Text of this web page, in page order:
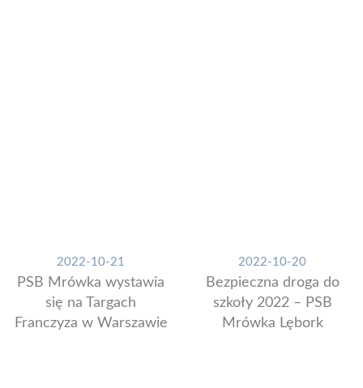
2022-10-21
PSB Mrówka wystawia
się na Targach
Franczyza w Warszawie
2022-10-20
Bezpieczna droga do
szkoły 2022 – PSB
Mrówka Lębork